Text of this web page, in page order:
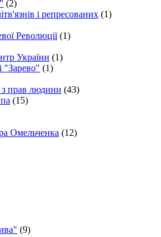
(2)
і репресованих (1)
Революції(1)
України (1)
"Зарево" (1)
з прав людини (43)
(15)
Омельченка (12)
(9)